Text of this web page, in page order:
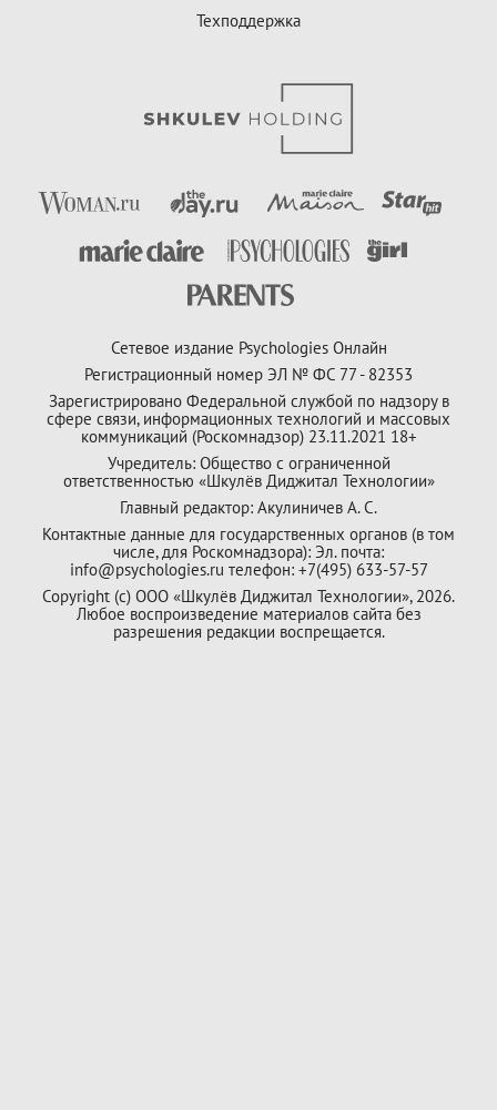
Техподдержка
Сетевое издание Psychologies Онлайн
Регистрационный номер ЭЛ № ФС 77 - 82353
Зарегистрировано Федеральной службой по надзору в
сфере связи, информационных технологий и массовых
коммуникаций (Роскомнадзор) 23.11.2021 18+
Учредитель: Общество с ограниченной
ответственностью «Шкулёв Диджитал Технологии»
Главный редактор: Акулиничев А. С.
Контактные данные для государственных органов (в том
числе, для Роскомнадзора): Эл. почта:
info@psychologies.ru телефон: +7(495) 633-57-57
Copyright (с) ООО «Шкулёв Диджитал Технологии», 2026.
Любое воспроизведение материалов сайта без
разрешения редакции воспрещается.